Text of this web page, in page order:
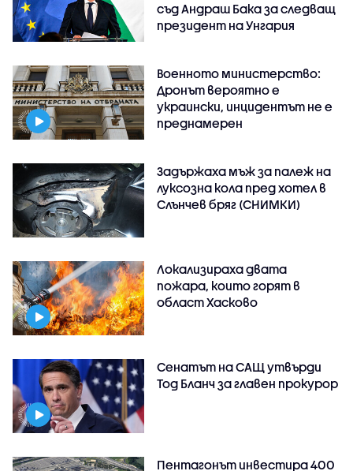
съд Андраш Бака за следващ
президент на Унгария
Военното министерство:
Дронът вероятно е
украински, инцидентът не е
преднамерен
Задържаха мъж за палеж на
луксозна кола пред хотел в
Слънчев бряг (СНИМКИ)
Локализираха двата
пожара, които горят в
област Хасково
Сенатът на САЩ утвърди
Тод Бланч за главен прокурор
Пентагонът инвестира 400